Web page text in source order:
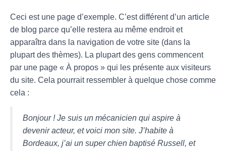
O
Ceci est une page d’exemple. C’est différent d’un article
de blog parce qu’elle restera au même endroit et
apparaîtra dans la navigation de votre site (dans la
plupart des thèmes). La plupart des gens commencent
par une page « À propos » qui les présente aux visiteurs
du site. Cela pourrait ressembler à quelque chose comme
cela :
Bonjour ! Je suis un mécanicien qui aspire à
devenir acteur, et voici mon site. J’habite à
Bordeaux, j’ai un super chien baptisé Russell, et